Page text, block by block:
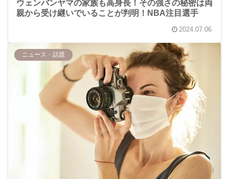
ウェンバンヤマの家族も高身長！その強さの秘密は両
親から受け継いでいることが判明！NBA注目選手
2024.07.06
ニュース・話題